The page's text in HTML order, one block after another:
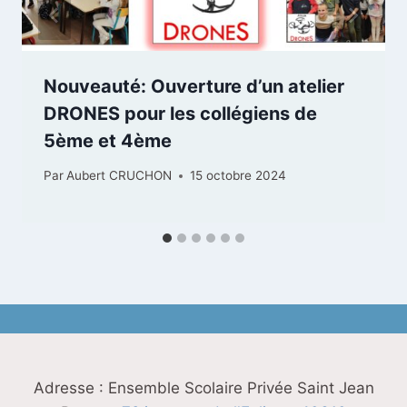
Nouveauté: Ouverture d’un atelier
DRONES pour les collégiens de
5ème et 4ème
ParAubert CRUCHON 15 octobre 2024
Adresse : Ensemble Scolaire Privée Saint Jean